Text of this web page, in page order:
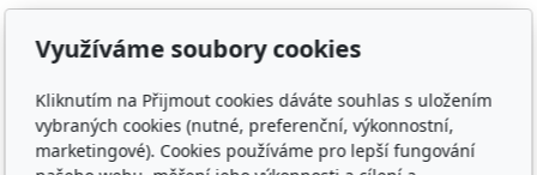
IČ 22852778
Bankovní spojení: 2001874788/2010
Využíváme soubory cookies
Kliknutím na Přijmout cookies dáváte souhlas s uložením
vybraných cookies (nutné, preferenční, výkonnostní,
marketingové). Cookies používáme pro lepší fungování